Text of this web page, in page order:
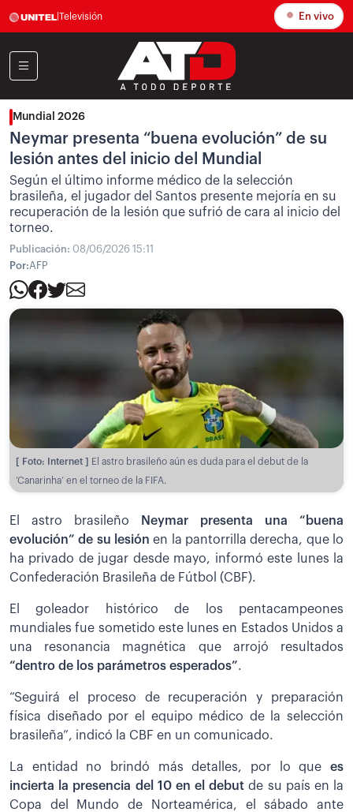
Televisión En vivo
Mundial 2026
Neymar presenta “buena evolución” de su
lesión antes del inicio del Mundial
Según el último informe médico de la selección
brasileña, el jugador del Santos presente mejoría en su
recuperación de la lesión que sufrió de cara al inicio del
torneo.
Publicación: 08/06/2026 15:11
Por:AFP
[ Foto: Internet ]
El astro brasileño aún es duda para el debut de la
‘Canarinha’ en el torneo de la FIFA.
El astro brasileño
Neymar presenta una “buena
evolución” de su lesión en la pantorrilla derecha, que lo
ha privado de jugar desde mayo, informó este lunes la
Confederación Brasileña de Fútbol (CBF).
El goleador histórico de los pentacampeones
mundiales fue sometido este lunes en Estados Unidos a
una resonancia magnética que arrojó resultados
“dentro de los parámetros esperados”.
“Seguirá el proceso de recuperación y preparación
física diseñado por el equipo médico de la selección
brasileña”, indicó la CBF en un comunicado.
La entidad no brindó más detalles, por lo que es
incierta la presencia del 10 en el debut de su país en la
Copa del Mundo de Norteamérica, el sábado ante